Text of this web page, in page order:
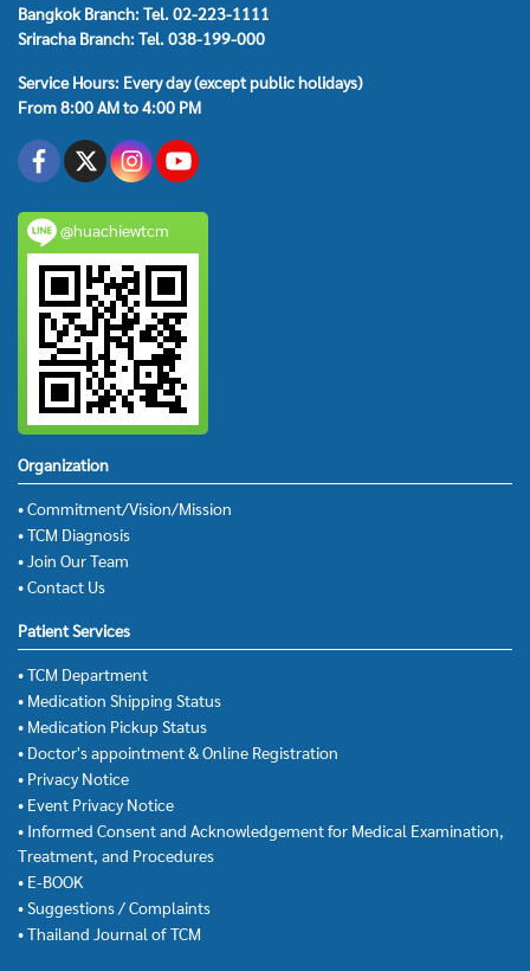
Bangkok Branch: Tel. 02-223-1111
Sriracha Branch: Tel. 038-199-000
Service Hours: Every day (except public holidays)
From 8:00 AM to 4:00 PM
@huachiewtcm
Organization
• Commitment/Vision/Mission
• TCM Diagnosis
• Join Our Team
• Contact Us
Patient Services
• TCM Department
• Medication Shipping Status
• Medication Pickup Status
• Doctor's appointment & Online Registration
• Privacy Notice
• Event Privacy Notice
• Informed Consent and Acknowledgement for Medical Examination,
Treatment, and Procedures
• E-BOOK
• Suggestions / Complaints
• Thailand Journal of TCM